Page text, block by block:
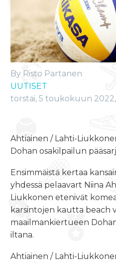
By Risto Partanen
UUTISET
torstai, 5 toukokuun 2022,
Ahtiainen / Lahti-
Dohan osakilpailun
Ensimmäistä kertaa
yhdessä pelaavart Niina
Liukkonen etenivät
karsintojen kautta beach
maailmankiertueen
iltana.
Ahtiainen / Lahti-